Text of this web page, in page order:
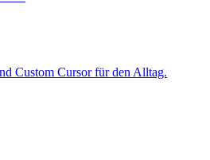
Custom Cursor für den Alltag.